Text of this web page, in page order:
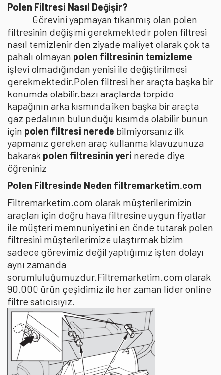
Polen Filtresi Nasıl Değişir?
Görevini yapmayan tıkanmış olan polen
filtresinin değişimi gerekmektedir polen filtresi
nasıl temizlenir den ziyade maliyet olarak çok ta
pahalı olmayan polen filtresinin temizleme
işlevi olmadığından yenisi ile değiştirilmesi
gerekmektedir.Polen filtresi her araçta başka bir
konumda olabilir.bazı araçlarda torpido
kapağının arka kısmında iken başka bir araçta
gaz pedalının bulunduğu kısımda olabilir bunun
için polen filtresi nerede bilmiyorsanız ilk
yapmanız gereken araç kullanma klavuzunuza
bakarak polen filtresinin yeri nerede diye
öğreniniz
Polen Filtresinde Neden filtremarketim.com
Filtremarketim.com olarak müşterilerimizin
araçları için doğru hava filtresine uygun fiyatlar
ile müşteri memnuniyetini en önde tutarak polen
filtresini müşterilerimize ulaştırmak bizim
sadece görevimiz değil yaptığımız işten dolayı
aynı zamanda
sorumluluğumuzdur.Filtremarketim.com olarak
90.000 ürün çeşidimiz ile her zaman lider online
filtre satıcısıyız.